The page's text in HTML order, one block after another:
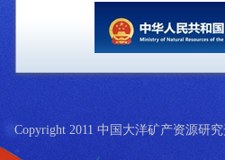
Copyright 2011 中国大洋矿产资源研